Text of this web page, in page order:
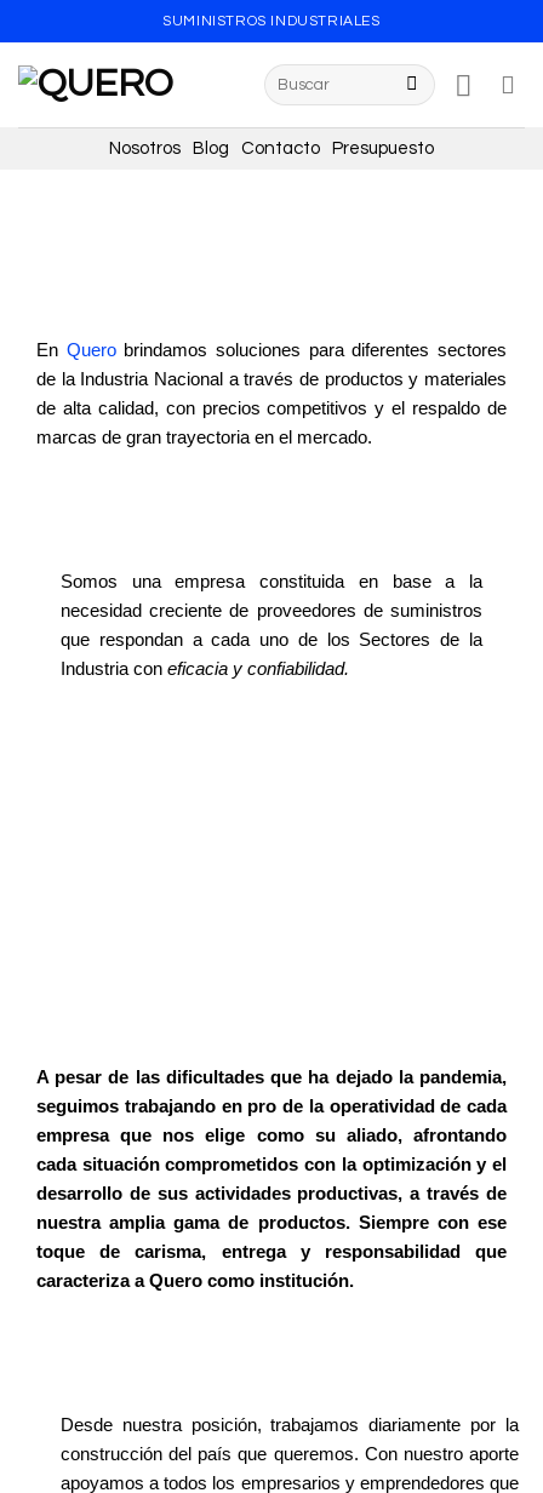
SUMINISTROS INDUSTRIALES
Nosotros Blog Contacto Presupuesto
En Querobrindamos soluciones para diferentes sectores
de la Industria Nacional a través de productos y materiales
de alta calidad, con precios competitivos y el respaldo de
marcas de gran trayectoria en el mercado.
Somos una empresa constituida en base a la
necesidad creciente de proveedores de suministros
que respondan a cada uno de los Sectores de la
Industria con eficacia y confiabilidad.
A pesar de las dificultades que ha dejado la pandemia,
seguimos trabajando en pro de la operatividad de cada
empresa que nos elige como su aliado, afrontando
cada situación comprometidos con la optimización y el
desarrollo de sus actividades productivas, a través de
nuestra amplia gama de productos. Siempre con ese
toque de carisma, entrega y responsabilidad que
caracteriza a Quero como institución.
Desde nuestra posición, trabajamos diariamente por la
construcción del país que queremos. Con nuestro aporte
apoyamos a todos los empresarios y emprendedores que